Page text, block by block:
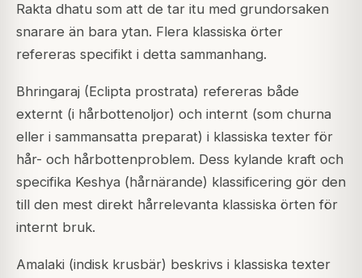
Rakta dhatu som att de tar itu med grundorsaken
snarare än bara ytan. Flera klassiska örter
refereras specifikt i detta sammanhang.
Bhringaraj (Eclipta prostrata) refereras både
externt (i hårbottenoljor) och internt (som churna
eller i sammansatta preparat) i klassiska texter för
hår- och hårbottenproblem. Dess kylande kraft och
specifika Keshya (hårnärande) klassificering gör den
till den mest direkt hårrelevanta klassiska örten för
internt bruk.
Amalaki (indisk krusbär) beskrivs i klassiska texter